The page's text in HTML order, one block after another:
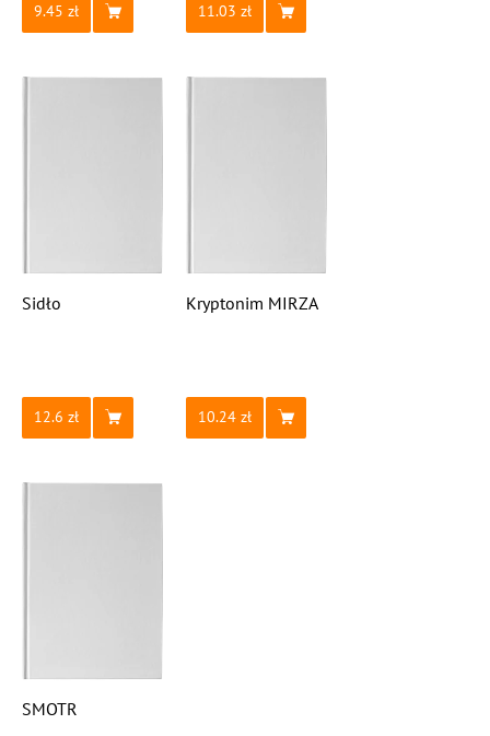
9.45 11.03
Sidło
12.6
Kryptonim MIRZA
10.24
SMOTR